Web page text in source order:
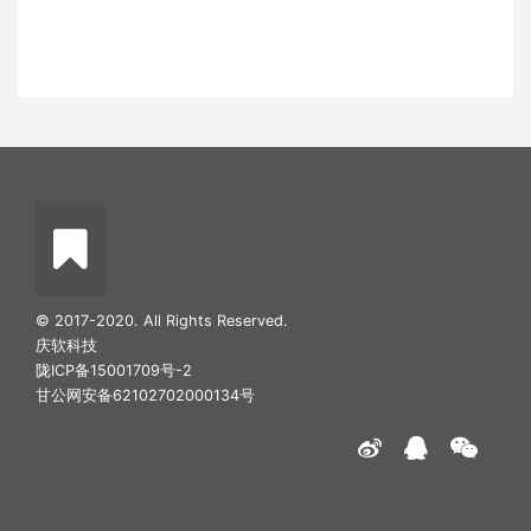
© 2017-2020. All Rights Reserved.
庆软科技
陇ICP备15001709号-2
甘公网安备62102702000134号